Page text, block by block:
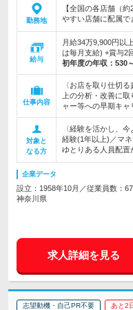
勤務地
【全国の各店舗（
やすい店舗に配属
給与
月給34万9,900円以
は毎月支給) +賞与2
初年度の年収： 530
仕事内容
〈お店を取り仕切
上の分析・改善に
ャー等への早期キャ
対象と
なる方
〈経験を活かし、
経験(1年以上)／マ
ゆとりある人員配置
企業データ
設立：1958年10月／従業員数：
神奈川県
求人詳細を見る
志望動機・自己PR不要 あと2